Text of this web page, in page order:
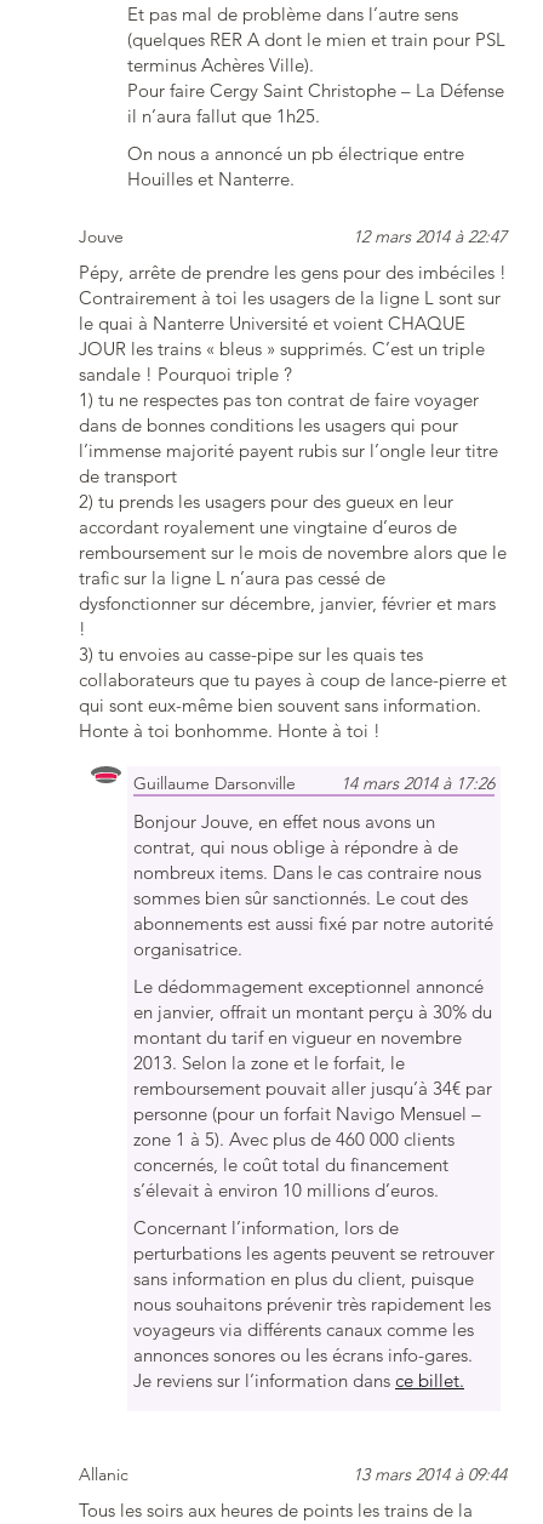
Et pas mal de problème dans l’autre sens
(quelques RER A dont le mien et train pour PSL
terminus Achères Ville).
Pour faire Cergy Saint Christophe – La Défense
il n’aura fallut que 1h25.
On nous a annoncé un pb électrique entre
Houilles et Nanterre.
Jouve 12 mars 2014 à 22:47
Pépy, arrête de prendre les gens pour des imbéciles !
Contrairement à toi les usagers de la ligne L sont sur
le quai à Nanterre Université et voient CHAQUE
JOUR les trains « bleus » supprimés. C’est un triple
sandale ! Pourquoi triple ?
1) tu ne respectes pas ton contrat de faire voyager
dans de bonnes conditions les usagers qui pour
l’immense majorité payent rubis sur l’ongle leur titre
de transport
2) tu prends les usagers pour des gueux en leur
accordant royalement une vingtaine d’euros de
remboursement sur le mois de novembre alors que le
trafic sur la ligne L n’aura pas cessé de
dysfonctionner sur décembre, janvier, février et mars
!
3) tu envoies au casse-pipe sur les quais tes
collaborateurs que tu payes à coup de lance-pierre et
qui sont eux-même bien souvent sans information.
Honte à toi bonhomme. Honte à toi !
Guillaume Darsonville 14 mars 2014 à 17:26
Bonjour Jouve, en effet nous avons un
contrat, qui nous oblige à répondre à de
nombreux items. Dans le cas contraire nous
sommes bien sûr sanctionnés. Le cout des
abonnements est aussi fixé par notre autorité
organisatrice.
Le dédommagement exceptionnel annoncé
en janvier, offrait un montant perçu à 30% du
montant du tarif en vigueur en novembre
2013. Selon la zone et le forfait, le
remboursement pouvait aller jusqu’à 34€ par
personne (pour un forfait Navigo Mensuel –
zone 1 à 5). Avec plus de 460 000 clients
concernés, le coût total du financement
s’élevait à environ 10 millions d’euros.
Concernant l’information, lors de
perturbations les agents peuvent se retrouver
sans information en plus du client, puisque
nous souhaitons prévenir très rapidement les
voyageurs via différents canaux comme les
annonces sonores ou les écrans info-gares.
Je reviens sur l’information dans ce billet.
Allanic 13 mars 2014 à 09:44
Tous les soirs aux heures de points les trains de la